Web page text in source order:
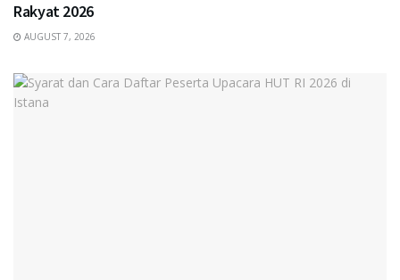
Rakyat 2026
AUGUST 7, 2026